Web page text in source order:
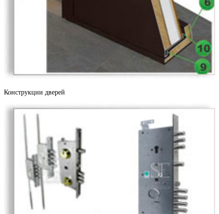
Конструкции дверей